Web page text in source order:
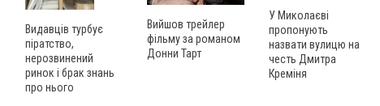
Видавців турбує
піратство,
нерозвинений
ринок і брак знань
про нього
Вийшов трейлер
фільму за романом
Донни Тарт
У Миколаєві
пропонують
назвати вулицю на
честь Дмитра
Креміня